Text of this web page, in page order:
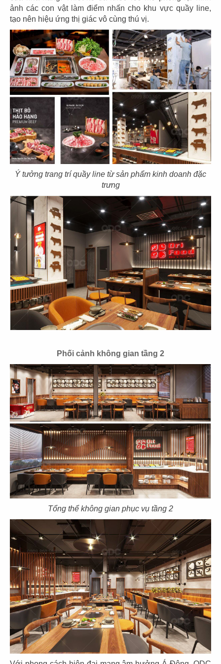
ảnh các con vật làm điểm nhấn cho khu vực quầy line,
tạo nên hiệu ứng thị giác vô cùng thú vị.
Ý tưởng trang trí quầy line từ sản phẩm kinh doanh đặc
trưng
Phối cảnh không gian tầng 2
Tổng thể không gian phục vụ tầng 2
21
SAN FU LOU
CN Hikari - Bình Dương
22
SAN FU LOU
CN Vincom Đồng Khởi
23
HOÀNG TÂM
CN Vinhomes - Q. Bình Thạnh
24
HOÀNG TÂM
CN Nguyễn Cảnh Chân - Q.1
25
EL GAUCHO
CN Phú Mỹ Hưng
26
EL GAUCHO
CN Hikari - Bình Dương
EL GAUCHO
CN Xuân Thủy Q.2
EL GAUCHO
CN Vincom Long Biên
29
EL GAUCHO
CN Lotte Mall - Tây Hồ
30
EL GAUCHO
CN Wink Hotel - Đà Nẵng
31
EL GAUCHO
CN Tràng Tiền, Hà Nội
32
EL GAUCHO
CN Hai Bà Trưng - Q.1
33
EL GAUCHO
34
EL GAUCHO